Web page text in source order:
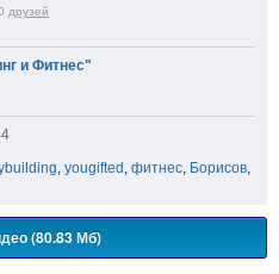
друзей
и Фитнес"
, yougifted , фитнес, Борисов,
(80.83 Мб)